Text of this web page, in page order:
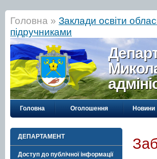
Головна » Заклади освіти
підручниками
Головна Оголошення Новини
ДЕПАРТАМЕНТ
Доступ до публічної інформації